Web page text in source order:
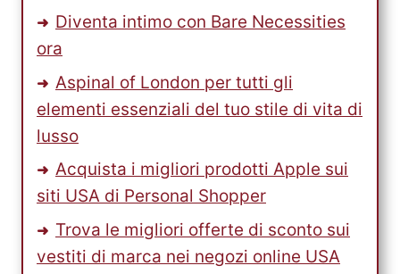
Diventa intimo con Bare Necessities
ora
Aspinal of London per tutti gli
elementi essenziali del tuo stile di vita di
lusso
Acquista i migliori prodotti Apple sui
siti USA di Personal Shopper
Trova le migliori offerte di sconto sui
vestiti di marca nei negozi online USA